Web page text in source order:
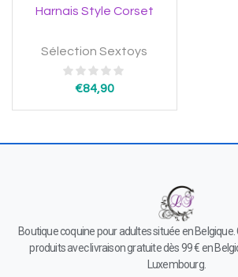
Harnais Style Corset
Sélection Sextoys
€84,90
Boutique coquine pour adultes située en
produits avec livraison gratuite dès 99 € en
Luxembourg.